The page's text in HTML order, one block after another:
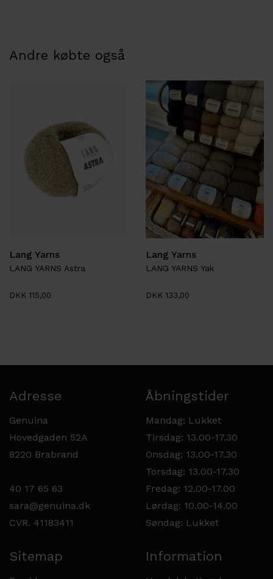
Andre købte også
Lang Yarns
LANG YARNS Astra
DKK 115,00
Lang Yarns
LANG YARNS Yak
DKK 133,00
Adresse
Genuina
Hovedgaden 52A
8220 Brabrand
40 17 65 63
sara@genuina.dk
CVR. 41183411
Åbningstider
Mandag: Lukket
Tirsdag: 13.00-17.30
Onsdag: 13.00-17.30
Torsdag: 13.00-17.30
Fredag: 12.00-17.00
Lørdag: 10.00-14.00
Søndag: Lukket
Sitemap Information